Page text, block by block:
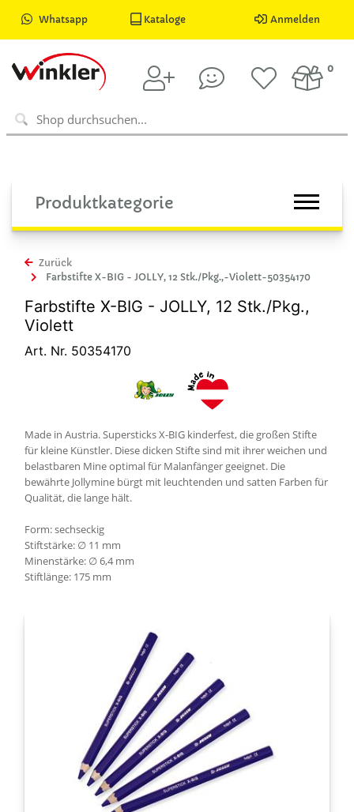
Whatsapp Kataloge Anmelden
0
Produktkategorie
Zurück
Farbstifte X-BIG - JOLLY, 12 Stk./Pkg.,-Violett-50354170
Farbstifte X-BIG - JOLLY, 12 Stk./Pkg.,
Violett
Art. Nr. 50354170
Made in Austria. Supersticks X-BIG kinderfest, die großen Stifte
für kleine Künstler. Diese dicken Stifte sind mit ihrer weichen und
belastbaren Mine optimal für Malanfänger geeignet. Die
bewährte Jollymine bürgt mit leuchtenden und satten Farben für
Qualität, die lange hält.
Form: sechseckig
Stiftstärke: ∅ 11 mm
Minenstärke: ∅ 6,4 mm
Stiftlänge: 175 mm